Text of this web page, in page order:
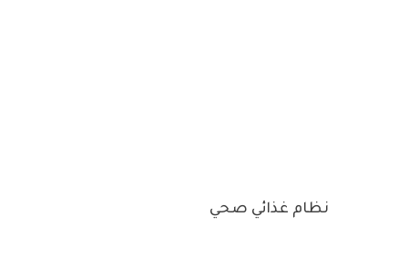
نظام غذائي صحي